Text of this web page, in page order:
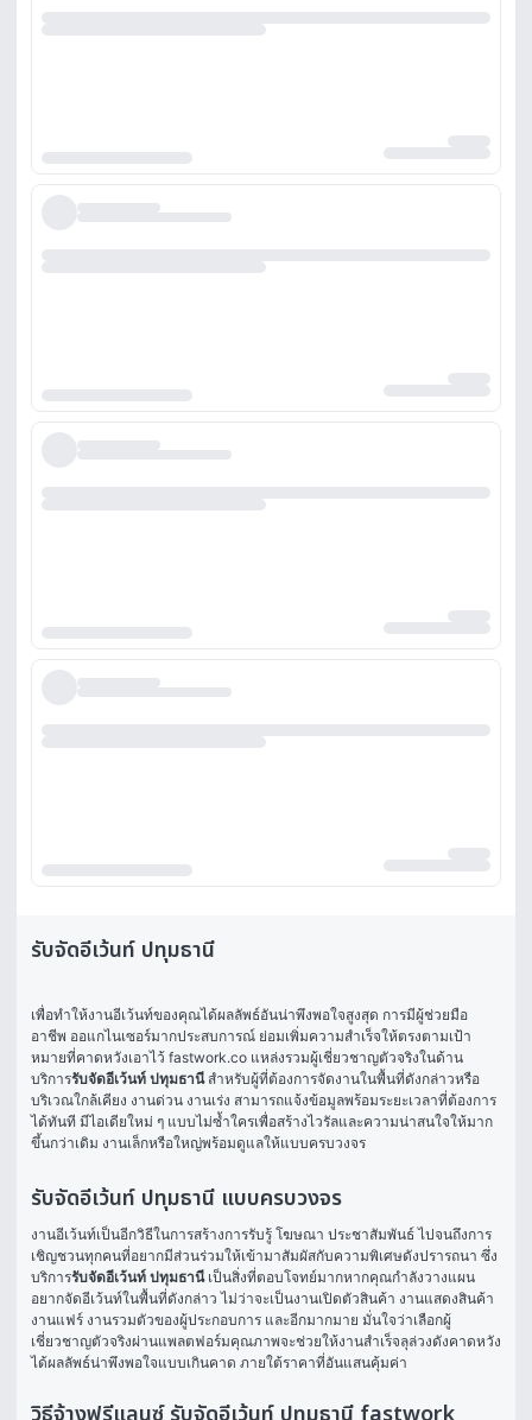
รับจัดอีเว้นท์ ปทุมธานี
เพื่อทำให้งานอีเว้นท์ของคุณได้ผลลัพธ์อันน่าพึงพอใจสูงสุด การมีผู้ช่วยมือ
อาชีพ ออแกไนเซอร์มากประสบการณ์ ย่อมเพิ่มความสำเร็จให้ตรงตามเป้า
หมายที่คาดหวังเอาไว้ fastwork.co แหล่งรวมผู้เชี่ยวชาญตัวจริงในด้าน
บริการรับจัดอีเว้นท์ ปทุมธานี สำหรับผู้ที่ต้องการจัดงานในพื้นที่ดังกล่าวหรือ
บริเวณใกล้เคียง งานด่วน งานเร่ง สามารถแจ้งข้อมูลพร้อมระยะเวลาที่ต้องการ
ได้ทันที มีไอเดียใหม่ ๆ แบบไม่ซ้ำใครเพื่อสร้างไวรัลและความน่าสนใจให้มาก
ขึ้นกว่าเดิม งานเล็กหรือใหญ่พร้อมดูแลให้แบบครบวงจร
รับจัดอีเว้นท์ ปทุมธานี แบบครบวงจร
งานอีเว้นท์เป็นอีกวิธีในการสร้างการรับรู้ โฆษณา ประชาสัมพันธ์ ไปจนถึงการ
เชิญชวนทุกคนที่อยากมีส่วนร่วมให้เข้ามาสัมผัสกับความพิเศษดังปรารถนา ซึ่ง
บริการรับจัดอีเว้นท์ ปทุมธานี เป็นสิ่งที่ตอบโจทย์มากหากคุณกำลังวางแผน
อยากจัดอีเว้นท์ในพื้นที่ดังกล่าว ไม่ว่าจะเป็นงานเปิดตัวสินค้า งานแสดงสินค้า
งานแฟร์ งานรวมตัวของผู้ประกอบการ และอีกมากมาย มั่นใจว่าเลือกผู้
เชี่ยวชาญตัวจริงผ่านแพลตฟอร์มคุณภาพจะช่วยให้งานสำเร็จลุล่วงดังคาดหวัง
ได้ผลลัพธ์น่าพึงพอใจแบบเกินคาด ภายใต้ราคาที่อันแสนคุ้มค่า